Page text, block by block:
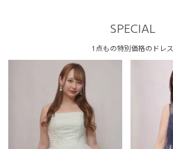
SPECIAL
1点もの特別価格のドレス